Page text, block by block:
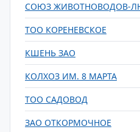
СОЮЗ ЖИВОТНОВОДОВ-
ТОО КОРЕНЕВСКОЕ
КШЕНЬ ЗАО
КОЛХОЗ ИМ. 8 МАРТА
ТОО САДОВОД
ЗАО ОТКОРМОЧНОЕ